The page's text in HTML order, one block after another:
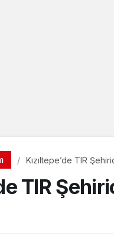
Kızıltepe’de TIR
TIR